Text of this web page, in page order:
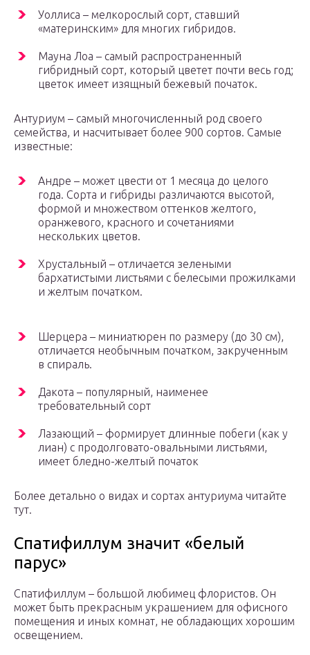
Уоллиса – мелкорослый сорт, ставший
«материнским» для многих гибридов.
Мауна Лоа – самый распространенный
гибридный сорт, который цветет почти весь год;
цветок имеет изящный бежевый початок.
Антуриум – самый многочисленный род своего
семейства, и насчитывает более 900 сортов. Самые
известные:
Андре – может цвести от 1 месяца до целого
года. Сорта и гибриды различаются высотой,
формой и множеством оттенков желтого,
оранжевого, красного и сочетаниями
нескольких цветов.
Хрустальный – отличается зелеными
бархатистыми листьями с белесыми прожилками
и желтым початком.
Шерцера – миниатюрен по размеру (до 30 см),
отличается необычным початком, закрученным
в спираль.
Дакота – популярный, наименее
требовательный сорт
Лазающий – формирует длинные побеги (как у
лиан) с продолговато-овальными листьями,
имеет бледно-желтый початок
Более детально о видах и сортах антуриума читайте
тут.
Спатифиллум значит «белый
парус»
Спатифиллум – большой любимец флористов. Он
может быть прекрасным украшением для офисного
помещения и иных комнат, не обладающих хорошим
освещением.